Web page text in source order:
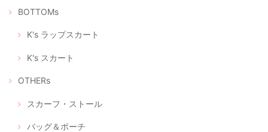
いて、これからもこんなふうに喜んでいただけるリメイク
とうございました。 今後ともどうぞよろしくお願いいたし
2020/04/28
BOTTOMs
K's ラップスカート
K's スカート
OTHERs
スカーフ・ストール
バッグ＆ポーチ